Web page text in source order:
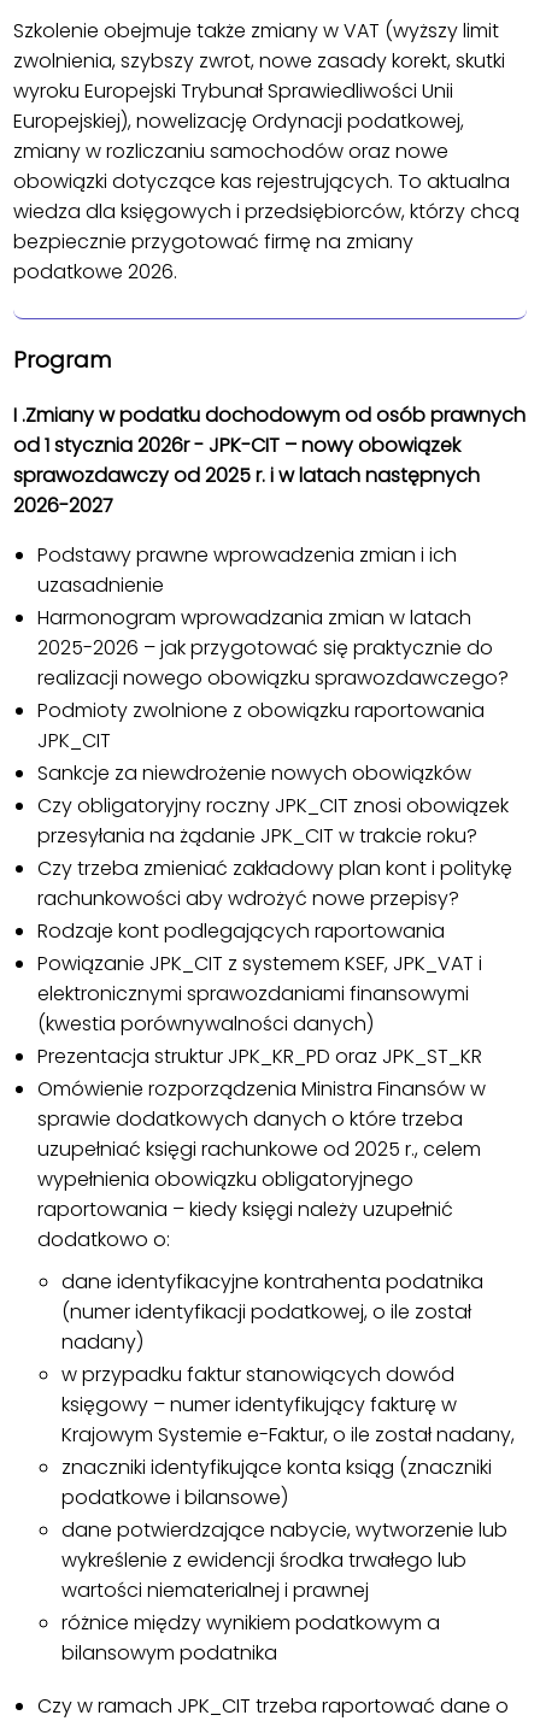
Szkolenie obejmuje także zmiany w VAT (wyższy limit
zwolnienia, szybszy zwrot, nowe zasady korekt, skutki
wyroku Europejski Trybunał Sprawiedliwości Unii
Europejskiej), nowelizację Ordynacji podatkowej,
zmiany w rozliczaniu samochodów oraz nowe
obowiązki dotyczące kas rejestrujących. To aktualna
wiedza dla księgowych i przedsiębiorców, którzy chcą
bezpiecznie przygotować firmę na zmiany
podatkowe 2026.
Program
I .Zmiany w podatku dochodowym od osób prawnych
od 1 stycznia 2026r - JPK-CIT – nowy obowiązek
sprawozdawczy od 2025 r. i w latach następnych
2026-2027
Podstawy prawne wprowadzenia zmian i ich
uzasadnienie
Harmonogram wprowadzania zmian w latach
2025-2026 – jak przygotować się praktycznie do
realizacji nowego obowiązku sprawozdawczego?
Podmioty zwolnione z obowiązku raportowania
JPK_CIT
Sankcje za niewdrożenie nowych obowiązków
Czy obligatoryjny roczny JPK_CIT znosi obowiązek
przesyłania na żądanie JPK_CIT w trakcie roku?
Czy trzeba zmieniać zakładowy plan kont i politykę
rachunkowości aby wdrożyć nowe przepisy?
Rodzaje kont podlegających raportowania
Powiązanie JPK_CIT z systemem KSEF, JPK_VAT i
elektronicznymi sprawozdaniami finansowymi
(kwestia porównywalności danych)
Prezentacja struktur JPK_KR_PD oraz JPK_ST_KR
Omówienie rozporządzenia Ministra Finansów w
sprawie dodatkowych danych o które trzeba
uzupełniać księgi rachunkowe od 2025 r., celem
wypełnienia obowiązku obligatoryjnego
raportowania – kiedy księgi należy uzupełnić
dodatkowo o:
dane identyfikacyjne kontrahenta podatnika
(numer identyfikacji podatkowej, o ile został
nadany)
w przypadku faktur stanowiących dowód
księgowy – numer identyfikujący fakturę w
Krajowym Systemie e-Faktur, o ile został nadany,
znaczniki identyfikujące konta ksiąg (znaczniki
podatkowe i bilansowe)
dane potwierdzające nabycie, wytworzenie lub
wykreślenie z ewidencji środka trwałego lub
wartości niematerialnej i prawnej
różnice między wynikiem podatkowym a
bilansowym podatnika
Czy w ramach JPK_CIT trzeba raportować dane o